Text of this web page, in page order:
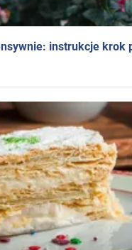
instrukcje krok